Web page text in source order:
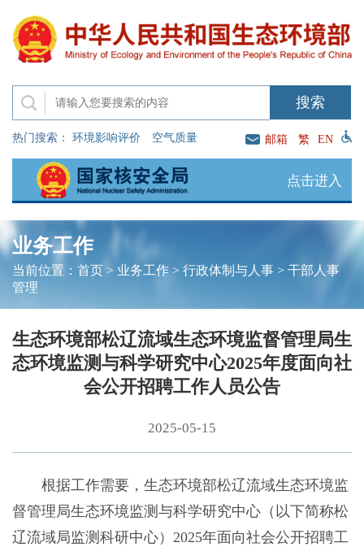
热门搜索： 环境影响评价 空气质量 邮箱 繁 EN
点击进入
业务工作
当前位置： 首页> 业务工作> 行政体制与人事> 干部人事
管理
生态环境部松辽流域生态环境监督管理局生
态环境监测与科学研究中心2025年度面向社
会公开招聘工作人员公告
2025-05-15
根据工作需要，生态环境部松辽流域生态环境监
督管理局生态环境监测与科学研究中心（以下简称松
辽流域局监测科研中心）2025年面向社会公开招聘工